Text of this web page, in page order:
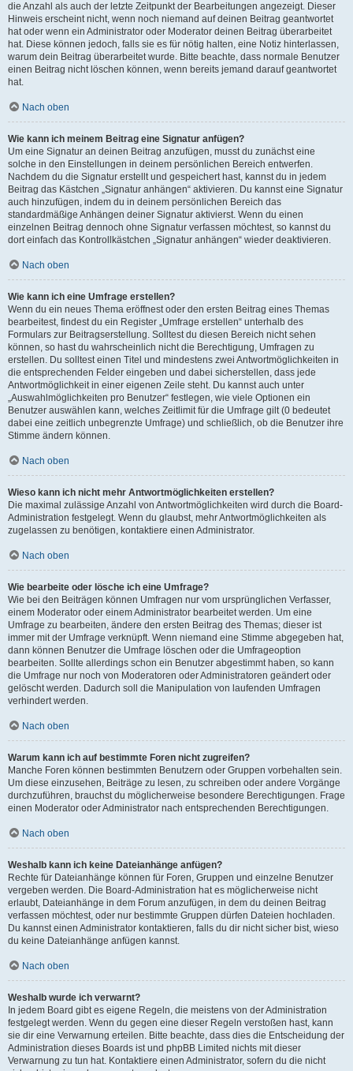
die Anzahl als auch der letzte Zeitpunkt der Bearbeitungen angezeigt. Dieser
Hinweis erscheint nicht, wenn noch niemand auf deinen Beitrag geantwortet
hat oder wenn ein Administrator oder Moderator deinen Beitrag überarbeitet
hat. Diese können jedoch, falls sie es für nötig halten, eine Notiz hinterlassen,
warum dein Beitrag überarbeitet wurde. Bitte beachte, dass normale Benutzer
einen Beitrag nicht löschen können, wenn bereits jemand darauf geantwortet
hat.
Nach oben
Wie kann ich meinem Beitrag eine Signatur anfügen?
Um eine Signatur an deinen Beitrag anzufügen, musst du zunächst eine
solche in den Einstellungen in deinem persönlichen Bereich entwerfen.
Nachdem du die Signatur erstellt und gespeichert hast, kannst du in jedem
Beitrag das Kästchen „Signatur anhängen“ aktivieren. Du kannst eine Signatur
auch hinzufügen, indem du in deinem persönlichen Bereich das
standardmäßige Anhängen deiner Signatur aktivierst. Wenn du einen
einzelnen Beitrag dennoch ohne Signatur verfassen möchtest, so kannst du
dort einfach das Kontrollkästchen „Signatur anhängen“ wieder deaktivieren.
Nach oben
Wie kann ich eine Umfrage erstellen?
Wenn du ein neues Thema eröffnest oder den ersten Beitrag eines Themas
bearbeitest, findest du ein Register „Umfrage erstellen“ unterhalb des
Formulars zur Beitragserstellung. Solltest du diesen Bereich nicht sehen
können, so hast du wahrscheinlich nicht die Berechtigung, Umfragen zu
erstellen. Du solltest einen Titel und mindestens zwei Antwortmöglichkeiten in
die entsprechenden Felder eingeben und dabei sicherstellen, dass jede
Antwortmöglichkeit in einer eigenen Zeile steht. Du kannst auch unter
„Auswahlmöglichkeiten pro Benutzer“ festlegen, wie viele Optionen ein
Benutzer auswählen kann, welches Zeitlimit für die Umfrage gilt (0 bedeutet
dabei eine zeitlich unbegrenzte Umfrage) und schließlich, ob die Benutzer ihre
Stimme ändern können.
Nach oben
Wieso kann ich nicht mehr Antwortmöglichkeiten erstellen?
Die maximal zulässige Anzahl von Antwortmöglichkeiten wird durch die Board-
Administration festgelegt. Wenn du glaubst, mehr Antwortmöglichkeiten als
zugelassen zu benötigen, kontaktiere einen Administrator.
Nach oben
Wie bearbeite oder lösche ich eine Umfrage?
Wie bei den Beiträgen können Umfragen nur vom ursprünglichen Verfasser,
einem Moderator oder einem Administrator bearbeitet werden. Um eine
Umfrage zu bearbeiten, ändere den ersten Beitrag des Themas; dieser ist
immer mit der Umfrage verknüpft. Wenn niemand eine Stimme abgegeben hat,
dann können Benutzer die Umfrage löschen oder die Umfrageoption
bearbeiten. Sollte allerdings schon ein Benutzer abgestimmt haben, so kann
die Umfrage nur noch von Moderatoren oder Administratoren geändert oder
gelöscht werden. Dadurch soll die Manipulation von laufenden Umfragen
verhindert werden.
Nach oben
Warum kann ich auf bestimmte Foren nicht zugreifen?
Manche Foren können bestimmten Benutzern oder Gruppen vorbehalten sein.
Um diese einzusehen, Beiträge zu lesen, zu schreiben oder andere Vorgänge
durchzuführen, brauchst du möglicherweise besondere Berechtigungen. Frage
einen Moderator oder Administrator nach entsprechenden Berechtigungen.
Nach oben
Weshalb kann ich keine Dateianhänge anfügen?
Rechte für Dateianhänge können für Foren, Gruppen und einzelne Benutzer
vergeben werden. Die Board-Administration hat es möglicherweise nicht
erlaubt, Dateianhänge in dem Forum anzufügen, in dem du deinen Beitrag
verfassen möchtest, oder nur bestimmte Gruppen dürfen Dateien hochladen.
Du kannst einen Administrator kontaktieren, falls du dir nicht sicher bist, wieso
du keine Dateianhänge anfügen kannst.
Nach oben
Weshalb wurde ich verwarnt?
In jedem Board gibt es eigene Regeln, die meistens von der Administration
festgelegt werden. Wenn du gegen eine dieser Regeln verstoßen hast, kann
sie dir eine Verwarnung erteilen. Bitte beachte, dass dies die Entscheidung der
Administration dieses Boards ist und phpBB Limited nichts mit dieser
Verwarnung zu tun hat. Kontaktiere einen Administrator, sofern du die nicht